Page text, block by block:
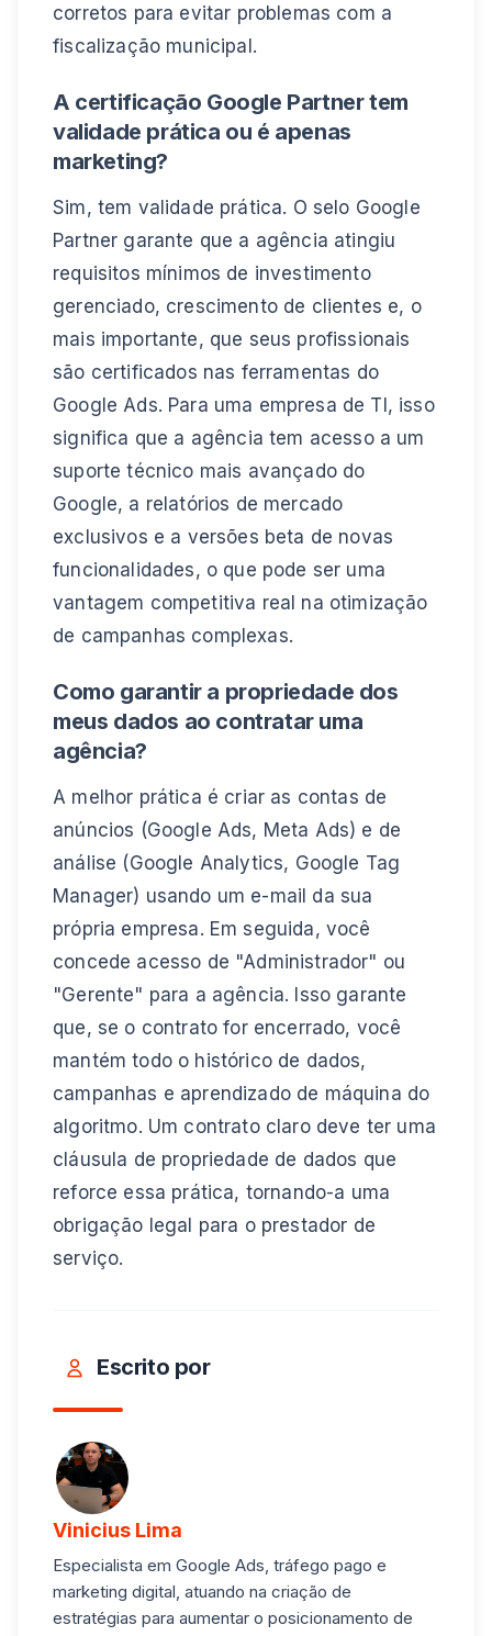
corretos para evitar problemas com a
fiscalização municipal.
A certificação Google Partner tem
validade prática ou é apenas
marketing?
Sim, tem validade prática. O selo Google
Partner garante que a agência atingiu
requisitos mínimos de investimento
gerenciado, crescimento de clientes e, o
mais importante, que seus profissionais
são certificados nas ferramentas do
Google Ads. Para uma empresa de TI, isso
significa que a agência tem acesso a um
suporte técnico mais avançado do
Google, a relatórios de mercado
exclusivos e a versões beta de novas
funcionalidades, o que pode ser uma
vantagem competitiva real na otimização
de campanhas complexas.
Como garantir a propriedade dos
meus dados ao contratar uma
agência?
A melhor prática é criar as contas de
anúncios (Google Ads, Meta Ads) e de
análise (Google Analytics, Google Tag
Manager) usando um e-mail da sua
própria empresa. Em seguida, você
concede acesso de "Administrador" ou
"Gerente" para a agência. Isso garante
que, se o contrato for encerrado, você
mantém todo o histórico de dados,
campanhas e aprendizado de máquina do
algoritmo. Um contrato claro deve ter uma
cláusula de propriedade de dados que
reforce essa prática, tornando-a uma
obrigação legal para o prestador de
serviço.
Escrito por
Vinicius Lima
Especialista em Google Ads, tráfego pago e
marketing digital, atuando na criação de
estratégias para aumentar o posicionamento de